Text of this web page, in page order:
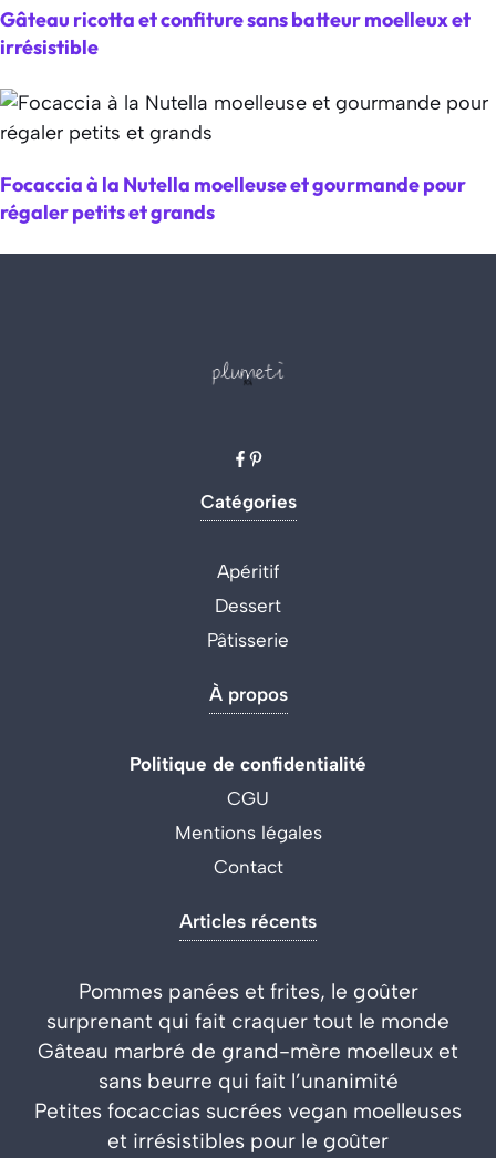
Gâteau ricotta et confiture sans batteur moelleux et
irrésistible
Focaccia à la Nutella moelleuse et gourmande pour
régaler petits et grands
Catégories
Apéritif
Dessert
Pâtisserie
À propos
Politique de confidentialité
CGU
Mentions légales
Contact
Articles récents
Pommes panées et frites, le goûter
surprenant qui fait craquer tout le monde
Gâteau marbré de grand-mère moelleux et
sans beurre qui fait l’unanimité
Petites focaccias sucrées vegan moelleuses
et irrésistibles pour le goûter